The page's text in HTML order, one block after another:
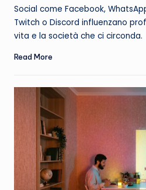
Social come Facebook,
Twitch o Discord influenzano
vita e la società che ci circonda.
Read More